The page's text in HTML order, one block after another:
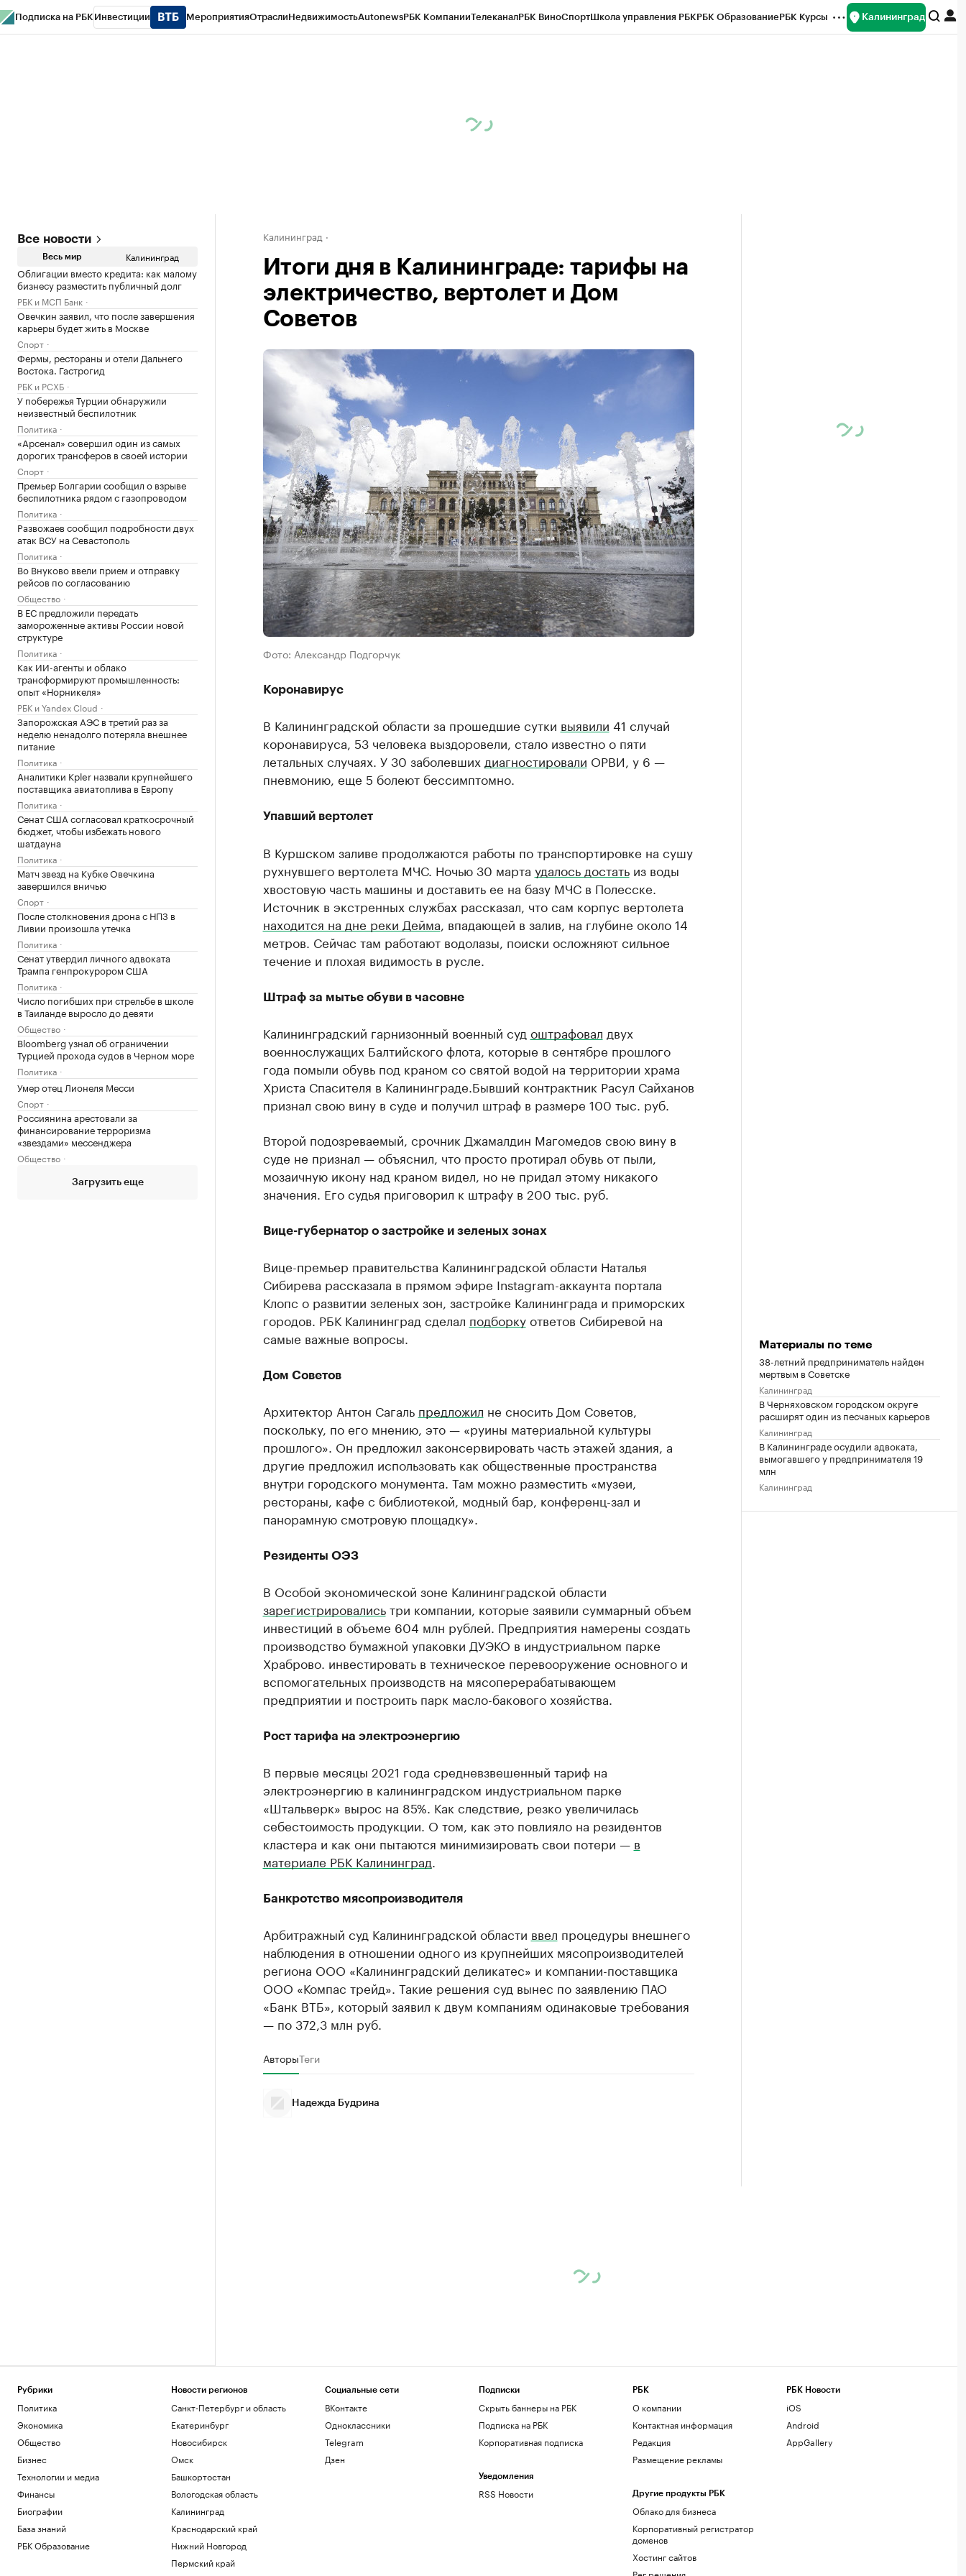
Подписка на РБК Инвестиции МероприятияОтраслиНедвижимостьAutonewsРБК КомпанииТелеканалРБК ВиноСпортШкола управления РБКРБК ОбразованиеРБК Курсы Калининград
Все новости
Весь мир Калининград
Облигации вместо кредита: как малому
бизнесу разместить публичный долг
РБК и МСП Банк
Овечкин заявил, что после завершения
карьеры будет жить в Москве
Спорт
Фермы, рестораны и отели Дальнего
Востока. Гастрогид
РБК и РСХБ
У побережья Турции обнаружили
неизвестный беспилотник
Политика
«Арсенал» совершил один из самых
дорогих трансферов в своей истории
Спорт
Премьер Болгарии сообщил о взрыве
беспилотника рядом с газопроводом
Политика
Развожаев сообщил подробности двух
атак ВСУ на Севастополь
Политика
Во Внуково ввели прием и отправку
рейсов по согласованию
Общество
В ЕС предложили передать
замороженные активы России новой
структуре
Политика
Как ИИ-агенты и облако
трансформируют промышленность:
опыт «Норникеля»
РБК и Yandex Cloud
Запорожская АЭС в третий раз за
неделю ненадолго потеряла внешнее
питание
Политика
Аналитики Kpler назвали крупнейшего
поставщика авиатоплива в Европу
Политика
Сенат США согласовал краткосрочный
бюджет, чтобы избежать нового
шатдауна
Политика
Матч звезд на Кубке Овечкина
завершился вничью
Спорт
После столкновения дрона с НПЗ в
Ливии произошла утечка
Политика
Сенат утвердил личного адвоката
Трампа генпрокурором США
Политика
Число погибших при стрельбе в школе
в Таиланде выросло до девяти
Общество
Bloomberg узнал об ограничении
Турцией прохода судов в Черном море
Политика
Умер отец Лионеля Месси
Спорт
Россиянина арестовали за
финансирование терроризма
«звездами» мессенджера
Общество
Загрузить еще
Калининград
Итоги дня в Калининграде: тарифы на
электричество, вертолет и Дом
Советов
Фото: Александр Подгорчук
Коронавирус
В Калининградской области за прошедшие сутки выявили 41 случай
коронавируса, 53 человека выздоровели, стало известно о пяти
летальных случаях. У 30 заболевших диагностировали ОРВИ, у 6 —
пневмонию, еще 5 болеют бессимптомно.
Упавший вертолет
В Куршском заливе продолжаются работы по транспортировке на сушу
рухнувшего вертолета МЧС. Ночью 30 марта удалось достатьиз воды
хвостовую часть машины и доставить ее на базу МЧС в Полесске.
Источник в экстренных службах рассказал, что сам корпус вертолета
находится на дне реки Дейма , впадающей в залив, на глубине около 14
метров. Сейчас там работают водолазы, поиски осложняют сильное
течение и плохая видимость в русле.
Штраф за мытье обуви в часовне
Калининградский гарнизонный военный суд оштрафовал двух
военнослужащих Балтийского флота, которые в сентябре прошлого
года помыли обувь под краном со святой водой на территории храма
Христа Спасителя в Калининграде.Бывший контрактник Расул Сайханов
признал свою вину в суде и получил штраф в размере 100 тыс. руб.
Второй подозреваемый, срочник Джамалдин Магомедов свою вину в
суде не признал — объяснил, что просто протирал обувь от пыли,
мозаичную икону над краном видел, но не придал этому никакого
значения. Его судья приговорил к штрафу в 200 тыс. руб.
Вице-губернатор о застройке и зеленых зонах
Вице-премьер правительства Калининградской области Наталья
Сибирева рассказала в прямом эфире Instagram-аккаунта портала
Клопс о развитии зеленых зон, застройке Калининграда и приморских
городов. РБК Калининград сделал подборкуответов Сибиревой на
самые важные вопросы.
Дом Советов
Архитектор Антон Сагаль предложил не сносить Дом Советов,
поскольку, по его мнению, это — «руины материальной культуры
прошлого». Он предложил законсервировать часть этажей здания, а
другие предложил использовать как общественные пространства
внутри городского монумента. Там можно разместить «музеи,
рестораны, кафе с библиотекой, модный бар, конференц-зал и
панорамную смотровую площадку».
Резиденты ОЭЗ
В Особой экономической зоне Калининградской области
зарегистрировалисьтри компании, которые заявили суммарный объем
инвестиций в объеме 604 млн рублей. Предприятия намерены создать
производство бумажной упаковки ДУЭКО в индустриальном парке
Храброво. инвестировать в техническое перевооружение основного и
вспомогательных производств на мясоперерабатывающем
предприятии и построить парк масло-бакового хозяйства.
Рост тарифа на электроэнергию
В первые месяцы 2021 года средневзвешенный тариф на
электроэнергию в калининградском индустриальном парке
«Штальверк» вырос на 85%. Как следствие, резко увеличилась
себестоимость продукции. О том, как это повлияло на резидентов
кластера и как они пытаются минимизировать свои потери — в
материале РБК Калининград
Банкротство мясопроизводителя
Арбитражный суд Калининградской области ввел процедуры внешнего
наблюдения в отношении одного из крупнейших мясопроизводителей
региона ООО «Калининградский деликатес» и компании-поставщика
ООО «Компас трейд». Такие решения суд вынес по заявлению ПАО
«Банк ВТБ», который заявил к двум компаниям одинаковые требования
— по 372,3 млн руб.
АвторыТеги
Надежда Будрина
Материалы по теме
38-летний предприниматель найден
мертвым в Советске
Калининград
В Черняховском городском округе
расширят один из песчаных карьеров
Калининград
В Калининграде осудили адвоката,
вымогавшего у предпринимателя 19
млн
Калининград
Рубрики
Политика
Экономика
Общество
Бизнес
Технологии и медиа
Финансы
Биографии
База знаний
РБК Образование
Новости регионов
Санкт-Петербург и область
Екатеринбург
Новосибирск
Омск
Башкортостан
Вологодская область
Калининград
Краснодарский край
Нижний Новгород
Пермский край
Социальные сети
ВКонтакте
Одноклассники
Telegram
Дзен
Подписки
Скрыть баннеры на РБК
Подписка на РБК
Корпоративная подписка
Уведомления
RSS Новости
РБК
О компании
Контактная информация
Редакция
Размещение рекламы
Другие продукты РБК
Облако для бизнеса
Корпоративный регистратор
доменов
Хостинг сайтов
РБК Новости
iOS
Android
AppGallery